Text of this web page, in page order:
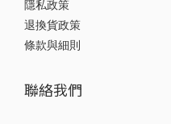
隱私政策
退換貨政策
條款與細則
聯絡我們